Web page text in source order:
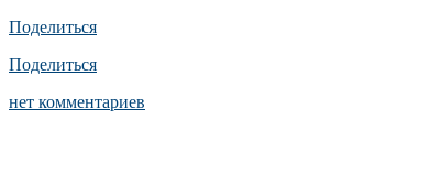
Поделиться
Поделиться
нет комментариев